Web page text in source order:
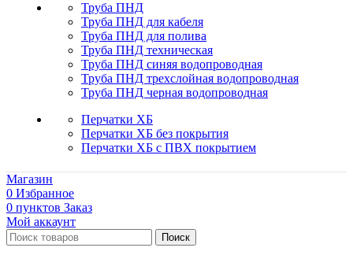
Труба ПНД
Труба ПНД для кабеля
Труба ПНД для полива
Труба ПНД техническая
Труба ПНД синяя водопроводная
Труба ПНД трехслойная водопроводная
Труба ПНД черная водопроводная
Перчатки ХБ
Перчатки ХБ без покрытия
Перчатки ХБ с ПВХ покрытием
Магазин
0 Избранное
0 пунктов Заказ
Мой аккаунт
Поиск